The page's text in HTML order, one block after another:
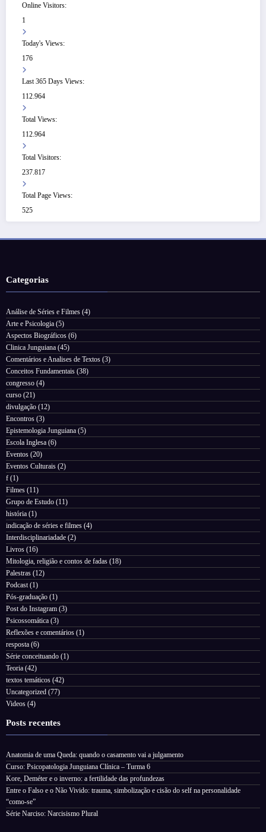
Online Visitors:
1
Today's Views:
176
Last 365 Days Views:
112.964
Total Views:
112.964
Total Visitors:
237.817
Total Page Views:
525
Categorias
Análise de Séries e Filmes (4)
Arte e Psicologia (5)
Aspectos Biográficos (6)
Clinica Junguiana (45)
Comentários e Analises de Textos (3)
Conceitos Fundamentais (38)
congresso (4)
curso (21)
divulgação (12)
Encontros (3)
Epistemologia Junguiana (5)
Escola Inglesa (6)
Eventos (20)
Eventos Culturais (2)
f (1)
Filmes (11)
Grupo de Estudo (11)
história (1)
indicação de séries e filmes (4)
Interdisciplinariadade (2)
Livros (16)
Mitologia, religião e contos de fadas (18)
Palestras (12)
Podcast (1)
Pós-graduação (1)
Post do Instagram (3)
Psicossomática (3)
Reflexões e comentários (1)
resposta (6)
Série conceituando (1)
Teoria (42)
textos temáticos (42)
Uncategorized (77)
Videos (4)
Posts recentes
Anatomia de uma Queda: quando o casamento vai a julgamento
Curso: Psicopatologia Junguiana Clínica – Turma 6
Kore, Deméter e o inverno: a fertilidade das profundezas
Entre o Falso e o Não Vivido: trauma, simbolização e cisão do self na personalidade
“como-se”
Série Narciso: Narcisismo Plural